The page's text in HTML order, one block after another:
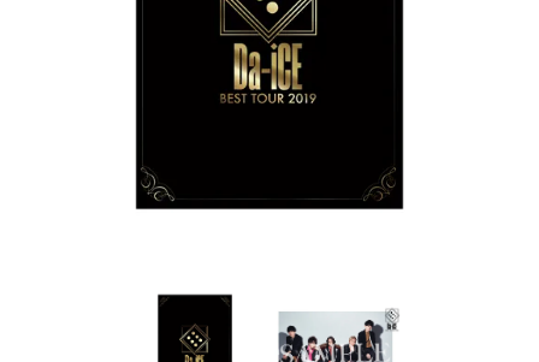
アクリルスタンド・アクセサリー・帽子
工藤大輝グッズ
花村想太｜Natural Lag(ナチュラルラグ)グッズ